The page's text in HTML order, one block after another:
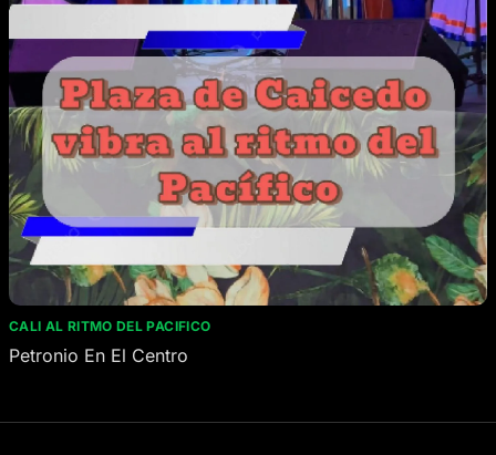
CALI AL RITMO DEL PACIFICO
Petronio En El Centro